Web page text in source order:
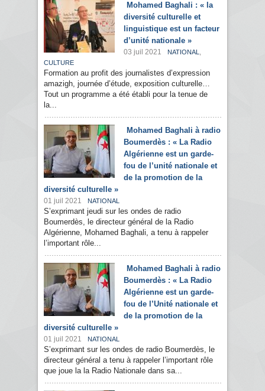
Mohamed Baghali : « la
diversité culturelle et
linguistique est un facteur
d’unité nationale »
03 juil 2021 NATIONAL ,
CULTURE
Formation au profit des journalistes d’expression
amazigh, journée d’étude, exposition culturelle…
Tout un programme a été établi pour la tenue de
la...
Mohamed Baghali à radio
Boumerdès : « La Radio
Algérienne est un garde-
fou de l’unité nationale et
de la promotion de la
diversité culturelle »
01 juil 2021 NATIONAL
S’exprimant jeudi sur les ondes de radio
Boumerdès, le directeur général de la Radio
Algérienne, Mohamed Baghali, a tenu à rappeler
l’important rôle...
Mohamed Baghali à radio
Boumerdès : « La Radio
Algérienne est un garde-
fou de l’Unité nationale et
de la promotion de la
diversité culturelle »
01 juil 2021 NATIONAL
S’exprimant sur les ondes de radio Boumerdès, le
directeur général a tenu à rappeler l’important rôle
que joue la la Radio Nationale dans sa...